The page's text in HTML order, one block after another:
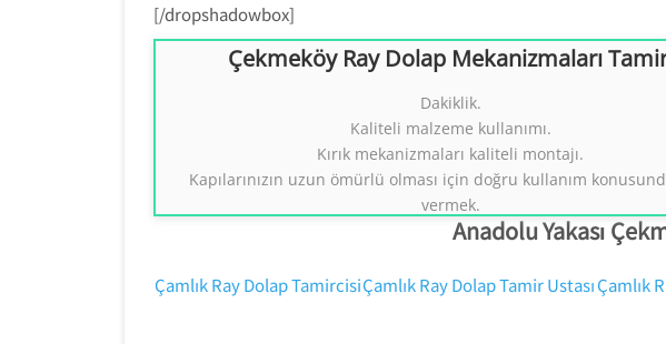
[/dropshadowbox]
Çekmeköy Ray Dolap Mekanizmaları
Dakiklik.
Kaliteli malzeme kullanımı.
Kırık mekanizmaları kaliteli montajı.
Kapılarınızın uzun ömürlü olması için doğru kullanım
vermek.
Ray Dolap Sistemleri Tamiri.
Tezcan Usta
0554 858 1312
Anadolu Yakası
Çamlık Ray Dolap TamircisiÇamlık Ray Dolap Tamir UstasıÇamlık